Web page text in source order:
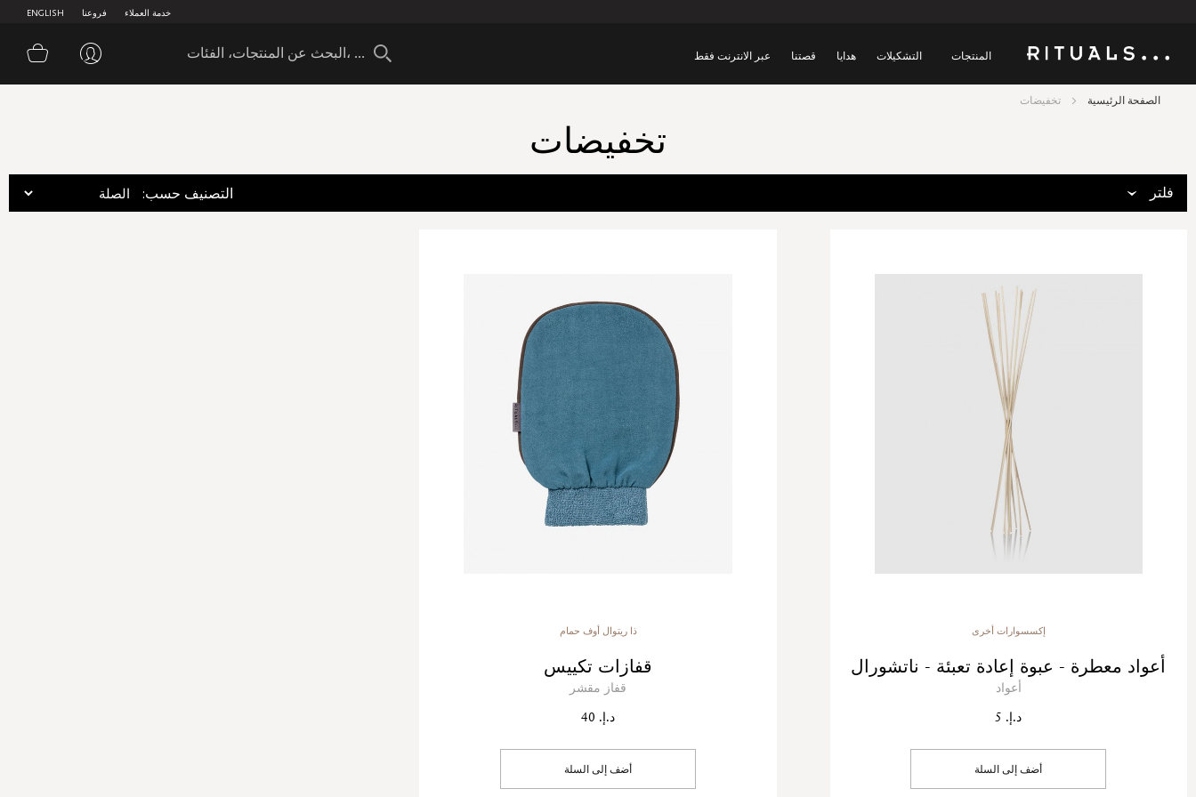
ENGLISH فروعنا خدمة العملاء
المنتجات التشكيلات هدايا قصتنا عبر الانترنت فقط سلة
الصفحة الرئيسية تخفيضات
تخفيضات
فلتر :التصنيف حسب
إكسسوارات أخرى
أعواد معطرة - عبوة إعادة تعبئة - ناتشورال
أعواد
د.إ. 5
أضف إلى السلة
ذا ريتوال أوف حمام
قفازات تكييس
قفاز مقشر
د.إ. 40
أضف إلى السلة